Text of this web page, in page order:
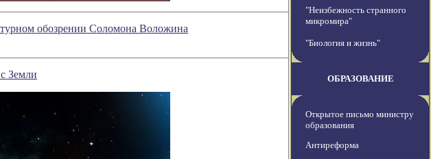
обозрении Соломона Воложина
Земли
"Неизбежность странного
микромира"
"Биология и жизнь"
ОБРАЗОВАНИЕ
Открытое письмо министру
образования
Антиреформа